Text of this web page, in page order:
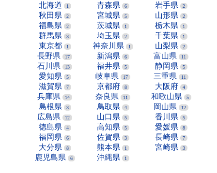
北海道
1 青森県 6 岩手県 2
秋田県 2 宮城県 5 山形県 2
福島県 2 茨城県 1 栃木県 1
群馬県 3 埼玉県 2 千葉県 1
東京都 1 神奈川県 1 山梨県 2
長野県 17 新潟県 6 富山県 11
石川県 13 福井県 5 静岡県 5
愛知県 5 岐阜県 17 三重県 11
滋賀県 7 京都府 8 大阪府 4
兵庫県 14 奈良県 11 和歌山県 5
島根県 3 鳥取県 4 岡山県 12
広島県 12 山口県 5 香川県 5
徳島県 4 高知県 5 愛媛県 8
福岡県 6 佐賀県 3 長崎県 7
大分県 8 熊本県 1 宮崎県 3
鹿児島県 6 沖縄県 1